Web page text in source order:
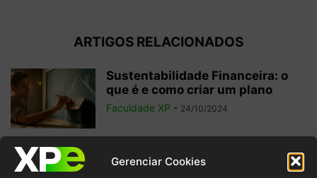
Gerenciar Cookies
ARTIGOS RELACIONADOS
Sustentabilidade Financeira: o
que é e como criar um plano
Faculdade XP - 24/10/2024
Isenção Fiscal: o que é, para que